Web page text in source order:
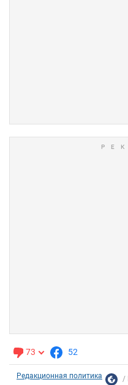
73 52
Редакционная политика